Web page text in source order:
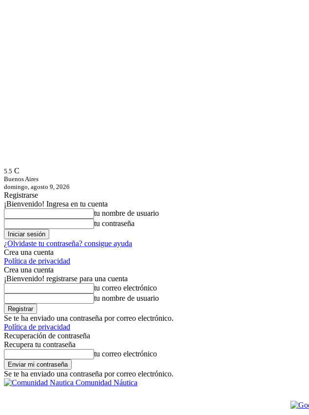
5.5 C
Buenos Aires
domingo, agosto 9, 2026
Registrarse
¡Bienvenido! Ingresa en tu cuenta
tu nombre de usuario
tu contraseña
¿Olvidaste tu contraseña? consigue ayuda
Crea una cuenta
Política de privacidad
Crea una cuenta
¡Bienvenido! registrarse para una cuenta
tu correo electrónico
tu nombre de usuario
Se te ha enviado una contraseña por correo electrónico.
Política de privacidad
Recuperación de contraseña
Recupera tu contraseña
tu correo electrónico
Se te ha enviado una contraseña por correo electrónico.
Comunidad Náutica